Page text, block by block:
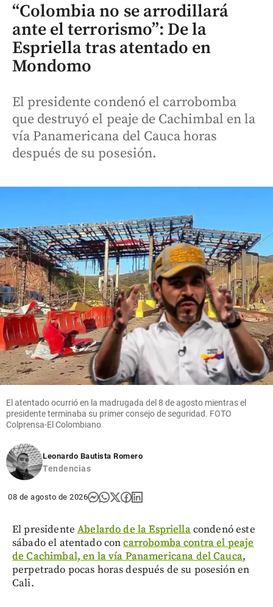
“Colombia no se arrodillará
ante el terrorismo”: De la
Espriella tras atentado en
Mondomo
El presidente condenó el carrobomba
que destruyó el peaje de Cachimbal en la
vía Panamericana del Cauca horas
después de su posesión.
El atentado ocurrió en la madrugada del 8 de agosto mientras el
presidente terminaba su primer consejo de seguridad. FOTO
Colprensa-El Colombiano
Leonardo Bautista Romero
Tendencias
08 de agosto de 2026
El presidenteAbelardo de la Espriellacondenó este
sábado el atentado concarrobomba contra el peaje
de Cachimbal, en la vía Panamericana del Cauca,
perpetrado pocas horas después de su posesión en
Cali.